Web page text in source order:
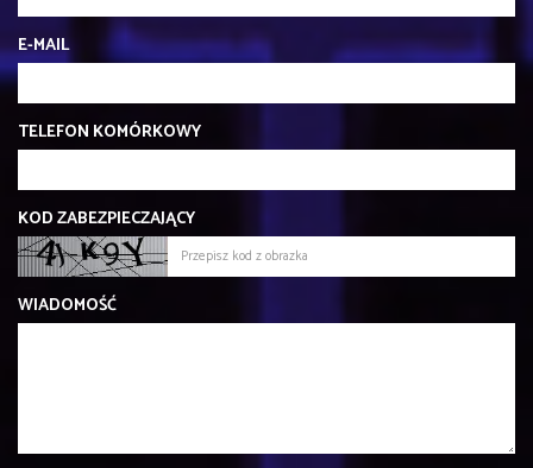
E-MAIL
TELEFON KOMÓRKOWY
KOD ZABEZPIECZAJĄCY
WIADOMOŚĆ